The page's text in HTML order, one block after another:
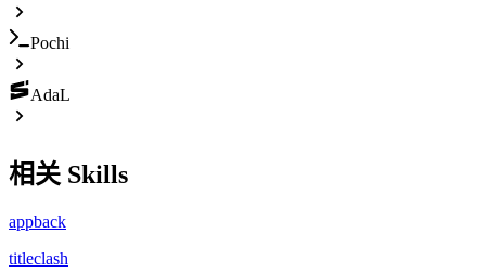
Pochi
AdaL
相关 Skills
appback
titleclash